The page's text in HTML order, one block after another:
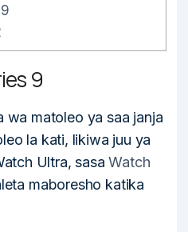
9
wa matoleo ya saa janja
la kati, likiwa juu ya
Ultra, sasaWatch
maboresho katika